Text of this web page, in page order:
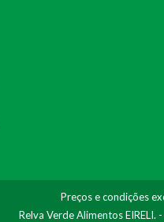
Preços e condições
Relva Verde Alimentos